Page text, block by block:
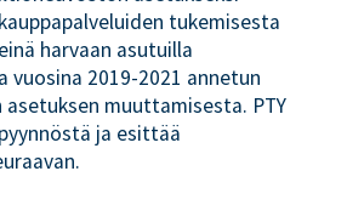
tukemisesta
harvaan asutuilla
vuosina 2019-2021 annetun
muuttamisesta. PTY
ja esittää